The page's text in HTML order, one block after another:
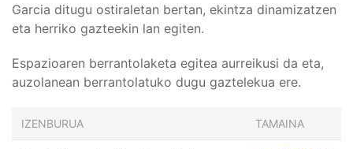
Garcia ditugu ostiraletan bertan, ekintza dinamizatzen
eta herriko gazteekin lan egiten.
Espazioaren berrantolaketa egitea aurreikusi da eta,
auzolanean berrantolatuko dugu gaztelekua ere.
IZENBURUA TAMAINA